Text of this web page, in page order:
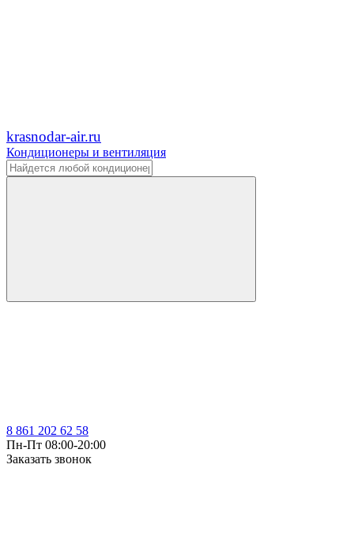
krasnodar-air.ru
Кондиционеры и вентиляция
8 861 202 62 58
Пн-Пт 08:00-20:00
Заказать звонок